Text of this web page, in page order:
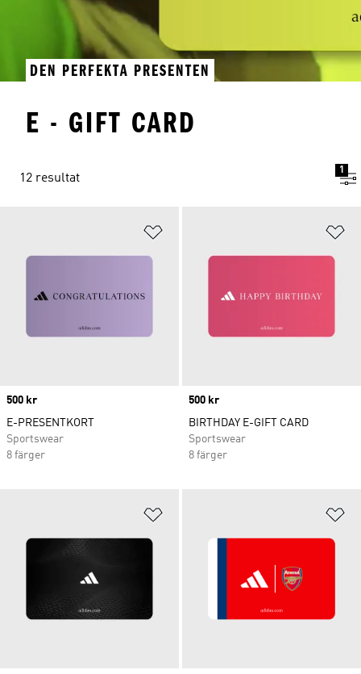
DEN PERFEKTA PRESENTEN
E - GIFT CARD
12 resultat
1
Price
500 kr
E-PRESENTKORT
Sportswear
8 färger
Price
500 kr
BIRTHDAY E-GIFT CARD
Sportswear
8 färger